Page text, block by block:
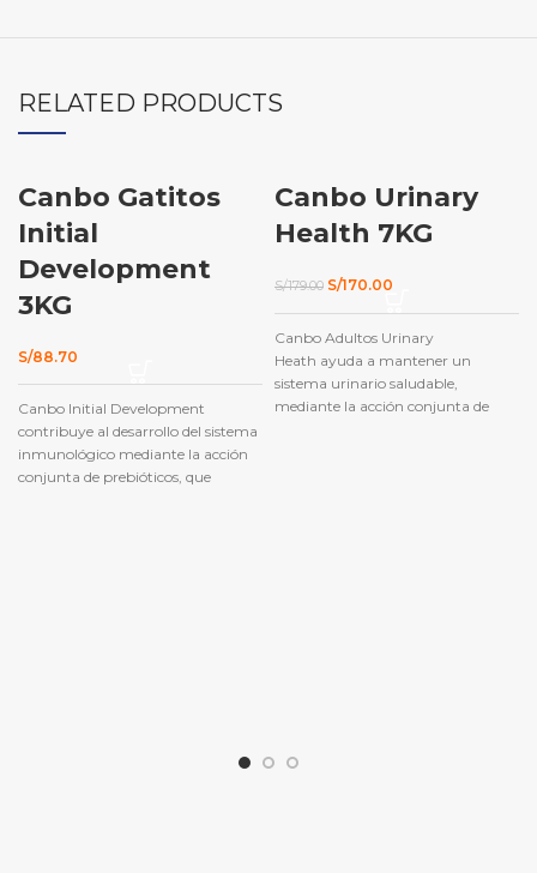
RELATED PRODUCTS
Canbo Gatitos
Initial
Development
3KG
S/88.70
Canbo Initial Development
contribuye al desarrollo del sistema
inmunológico mediante la acción
conjunta de prebióticos, que
-5%
Canbo Urinary
Health 7KG
S/179.00 El
original
era:
S/179.00.
S/170.00
actual
es:
S/170.00.
Canbo Adultos Urinary
Heath ayuda a mantener un
sistema urinario saludable,
mediante la acción conjunta de